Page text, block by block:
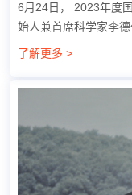
6月24日， 2023年度国家最高科学技术奖在京揭晓！ 立得空间创
始人兼首席科学家李德仁 获得中国科技界崇高荣誉！ 李德
为中国“地球空间信息
了解更多 >